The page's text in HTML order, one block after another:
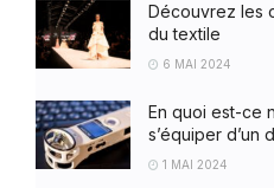
Découvrez les
du textile
6 MAI 2024
En quoi est-ce
s’équiper d’un
1 MAI 2024